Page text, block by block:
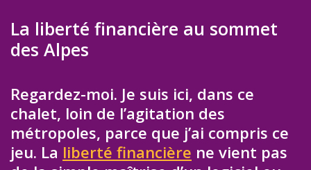
La liberté financière au sommet
des Alpes
Regardez-moi. Je suis ici, dans ce
chalet, loin de l’agitation des
métropoles, parce que j’ai compris ce
jeu. La liberté financière ne vient pas